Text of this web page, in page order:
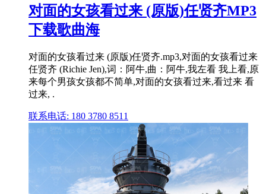
对面的女孩看过来 (原版)任贤齐MP3
下载歌曲海
对面的女孩看过来 (原版)任贤齐.mp3,对面的女孩看过来
任贤齐 (Richie Jen),词：阿牛,曲：阿牛,我左看 我上看,原
来每个男孩女孩都不简单,对面的女孩看过来,看过来 看
过来, .
联系电话: 180 3780 8511